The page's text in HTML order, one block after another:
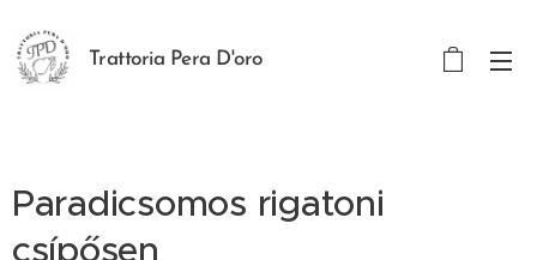
Trattoria Pera D'oro
Paradicsomos rigatoni
csípősen